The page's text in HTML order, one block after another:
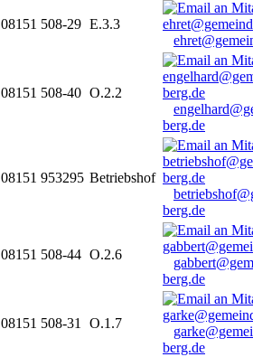
08151 508-29 E.3.3
08151 508-40 O.2.2
berg.de
08151 953295 Betriebshof
berg.de
08151 508-44 O.2.6
berg.de
08151 508-31 O.1.7
berg.de